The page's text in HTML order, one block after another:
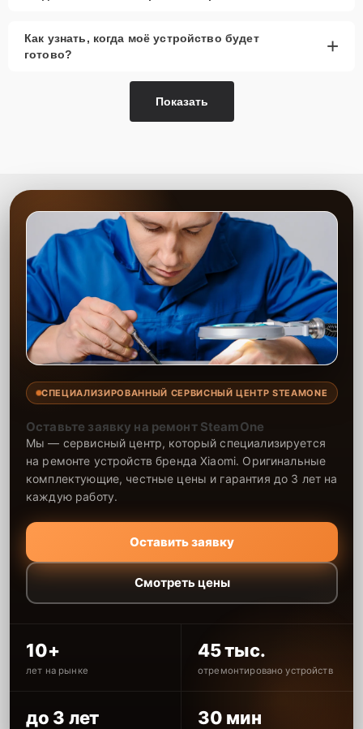
Как узнать, когда моё устройство будет
готово?
+
Показать
СПЕЦИАЛИЗИРОВАННЫЙ СЕРВИСНЫЙ ЦЕНТР STEAMONE
Оставьте заявку на ремонт SteamOne
Мы — сервисный центр, который специализируется
на ремонте устройств бренда Xiaomi. Оригинальные
комплектующие, честные цены и гарантия до 3 лет на
каждую работу.
Оставить заявку
Смотреть цены
10+
лет на рынке
45 тыс.
отремонтировано устройств
до 3 лет 30 мин